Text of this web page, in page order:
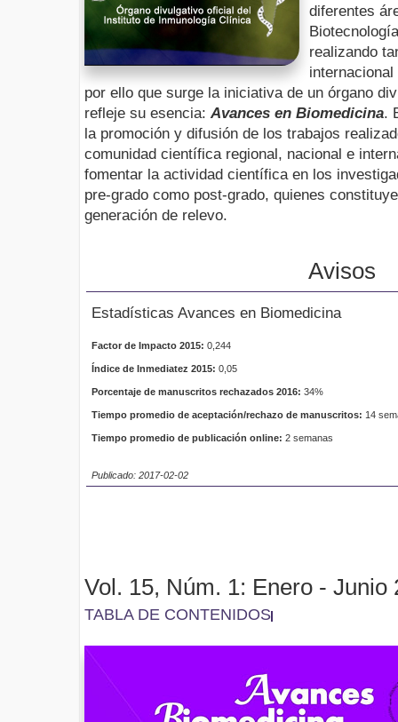
diferentes
realizando
por ello que surge la iniciativa de un órgano
refleje su esencia: Avances en Biomedicina.
la promoción y difusión de los trabajos
comunidad científica regional, nacional e
fomentar la actividad científica en los
pre-grado como post-grado, quienes
generación de relevo.
Avisos
Estadísticas Avances en Biomedicina
Factor de Impacto 2015: 0,244
Índice de Inmediatez 2015: 0,05
Porcentaje de manuscritos rechazados 2016: 34%
Tiempo promedio de aceptación/rechazo de manuscritos: 14
Tiempo promedio de publicación online: 2 semanas
Publicado: 2017-02-02
Vol. 15, Núm. 1: Enero - Junio
TABLA DE CONTENIDOS